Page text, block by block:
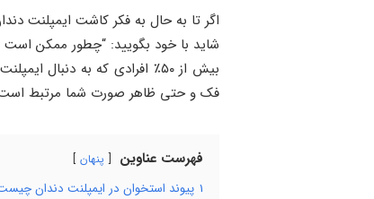
شاید با خود بگویید: “چطور ممکن است
بیش از ۵۰٪ افرادی که به
فک و حتی ظاهر صورت شما مرتبط
فهرست عناوین پنهان
1 پیوند استخوان در ایمپلنت دندان